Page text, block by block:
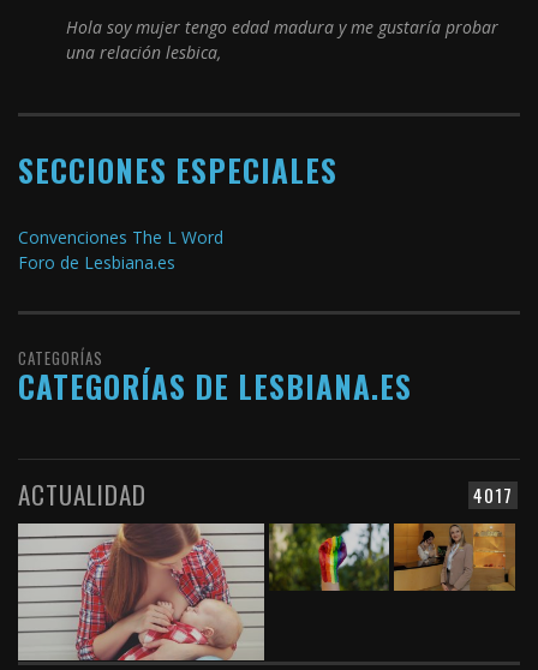
Hola soy mujer tengo edad madura y me gustaría probar
una relación lesbica,
SECCIONES ESPECIALES
Convenciones The L Word
Foro de Lesbiana.es
CATEGORÍAS
CATEGORÍAS DE LESBIANA.ES
4017
ACTUALIDAD